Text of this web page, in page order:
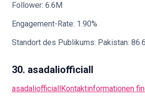
Follower: 6.6M
Engagement-Rate: 1.90%
Standort des Publikums: Pakistan:
30. asadaliofficiall
asadaliofficiallKontaktinformationen